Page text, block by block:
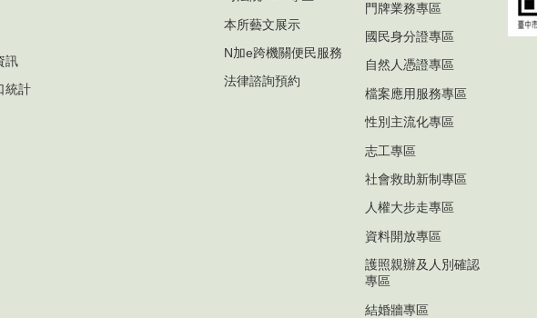
訊
統計
本所藝文展示
N加e跨機關便民服務
法律諮詢預約
門牌業務專區
國民身分證專區
自然人憑證專區
檔案應用服務專區
性別主流化專區
志工專區
社會救助新制專區
人權大步走專區
資料開放專區
護照親辦及人別確認
專區
結婚牆專區